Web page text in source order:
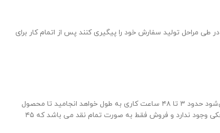
گرفته و در طی مراحل تولید سفارش خود را پیگیری کنند پس از اتمام کار برای
سپس تصفیه سرویس‌ها به خود را انجام داده و سرویس‌ها در تولیدی به طور کامل بسته بندی می شود و تحویل باربری مجوزها و بیمه دارند انجام می‌شود حدود ۳ تا ۴۸ ساعت کاری به طول خواهد انجامید تا محصول
به دست مشتریان عزیزدر هر جای ایران ارسال شود مشتریان عزیز باید بداند که پرداخت قیمت محصول به هیچ عنوان به صورت اقساطی یا به صورت چکی وجود ندارد و فروش فقط به صورت تمام نقد می باشد که ۴۵